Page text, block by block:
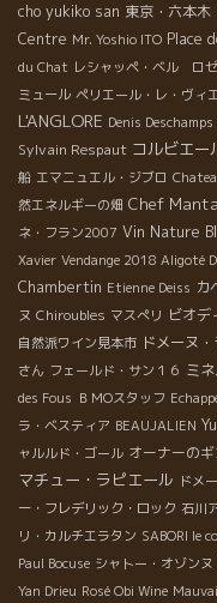
cho yukiko san 東京・六本木
Centre Mr. Yoshio ITO Place
du Chat レシャッペ・ベル ロゼ
ミュール ペリエール・レ・ヴィ
L'ANGLORE Denis Deschamps
Sylvain Respaut コルビエー
船 エマニュエル・ジブロ
然エネルギーの畑 Chef
ネ・フラン2007 Vin Nature
Xavier Vendange 2018 Aligoté
Chambertin Etienne Deiss カ
ヌ Chiroubles マスぺリ ビオデ
自然派ワイン見本市 ドメーヌ
さん フェールド・サン１６ ミ
des Fous ＢＭОスタッフ
ラ・ベスティア BEAUJALIEN
ャルルド・ゴール オーナーの
マチュー・ラピエール ドメ
ー・フレデリック・ロック 石川
リ・カルチエラタン SABORI le
Paul Bocuse シャトー・オゾンヌ
Yan Drieu Rosé Obi Wine